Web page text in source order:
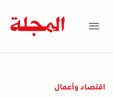
اقتصاد وأعمال